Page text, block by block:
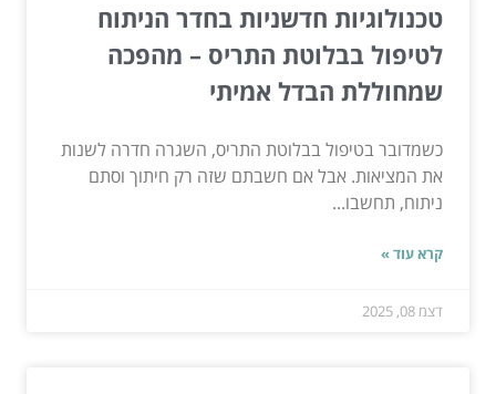
טכנולוגיות חדשניות בחדר הניתוח
לטיפול בבלוטת התריס – מהפכה
שמחוללת הבדל אמיתי
כשמדובר בטיפול בבלוטת התריס, השגרה חדרה לשנות
את המציאות. אבל אם חשבתם שזה רק חיתוך וסתם
ניתוח, תחשבו...
קרא עוד »
דצמ 08, 2025